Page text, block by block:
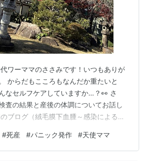
ワーママのささみです！いつもありが
からだもこころもなんだか重たいと
なセルフケアしていますか…？👀 さ
査の結果と産後の体調についてお話し
ブログ（絨毛膜下血腫～感染による死
▼破水～死産までの入院記録はイ
います！ ご興味ありましたら、フォロ
#死産 #パニック発作 #天使ママ